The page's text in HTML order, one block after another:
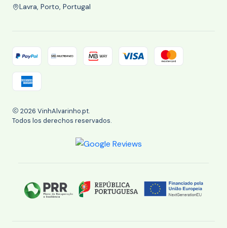
Lavra, Porto, Portugal
2026 VinhAlvarinho.pt.
Todos los derechos reservados.